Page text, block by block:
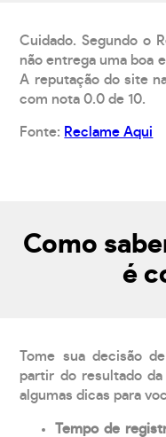
Cuidado. Segundo o
não entrega uma boa
A reputação do site
com nota 0.0 de 10.
Fonte: Reclame Aqui
Como
é
Tome sua decisão
partir do resultado
algumas dicas para
Tempo de